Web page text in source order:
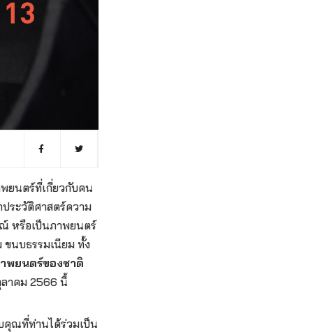
ยนตร์ที่เกี่ยวกับคน
ระวัติศาสตร์ความ
หรือเป็นภาพยนตร์
ขนบธรรมเนียม ทั้ง
พยนตร์ของชาติ
าคม 2566 นี้
คุณที่ท่านได้ร่วมเป็น